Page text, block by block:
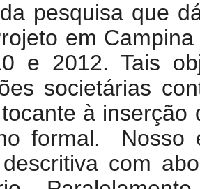
pesquisa que
em
e 2012. Tais
societárias
à inserção
formal. Nosso
com